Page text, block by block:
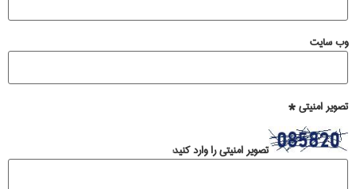
وب‌ سایت
تصویر امنیتی*
تصویر امنیتی را وارد کنید: